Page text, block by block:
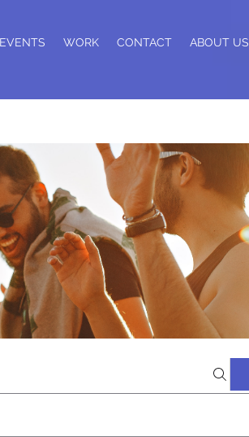
EVENTS WORK CONTACT ABOUT US